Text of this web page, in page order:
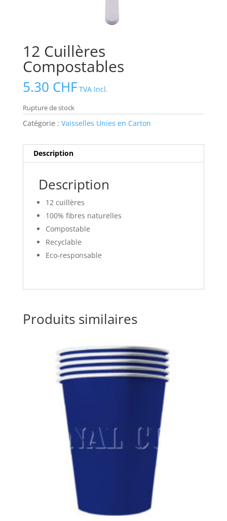
12 Cuillères
Compostables
5.30 CHF TVA Incl.
Rupture de stock
Catégorie : Vaisselles Unies en Carton
Description
Description
12 cuillères
100% fibres naturelles
Compostable
Recyclable
Eco-responsable
Produits similaires